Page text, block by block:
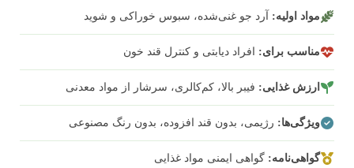
مواد اولیه:آرد جو غنی‌شده، سبوس خوراکی و شوید
مناسب برای:افراد دیابتی و کنترل قند خون
ارزش غذایی:فیبر بالا، کم‌کالری، سرشار از مواد معدنی
ویژگی‌ها:رژیمی، بدون قند افزوده، بدون رنگ مصنوعی
گواهی‌نامه:گواهی ایمنی مواد غذایی